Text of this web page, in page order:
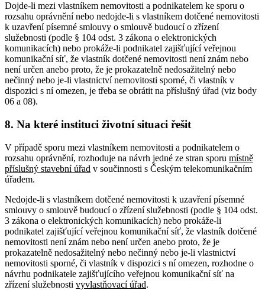
Dojde-li mezi vlastníkem nemovitosti a podnikatelem ke sporu o
rozsahu oprávnění nebo nedojde-li s vlastníkem dotčené nemovitosti
k uzavření písemné smlouvy o smlouvě budoucí o zřízení
služebnosti (podle § 104 odst. 3 zákona o elektronických
komunikacích) nebo prokáže-li podnikatel zajišťující veřejnou
komunikační síť, že vlastník dotčené nemovitosti není znám nebo
není určen anebo proto, že je prokazatelně nedosažitelný nebo
nečinný nebo je-li vlastnictví nemovitosti sporné, či vlastník v
dispozici s ní omezen, je třeba se obrátit na příslušný úřad (viz body
06 a 08).
8. Na které instituci životní situaci řešit
V případě sporu mezi vlastníkem nemovitosti a podnikatelem o
rozsahu oprávnění, rozhoduje na návrh jedné ze stran sporu místně
příslušný stavební úřad v součinnosti s Českým telekomunikačním
úřadem.
Nedojde-li s vlastníkem dotčené nemovitosti k uzavření písemné
smlouvy o smlouvě budoucí o zřízení služebnosti (podle § 104 odst.
3 zákona o elektronických komunikacích) nebo prokáže-li
podnikatel zajišťující veřejnou komunikační síť, že vlastník dotčené
nemovitosti není znám nebo není určen anebo proto, že je
prokazatelně nedosažitelný nebo nečinný nebo je-li vlastnictví
nemovitosti sporné, či vlastník v dispozici s ní omezen, rozhodne o
návrhu podnikatele zajišťujícího veřejnou komunikační síť na
zřízení služebnosti vyvlastňovací úřad.